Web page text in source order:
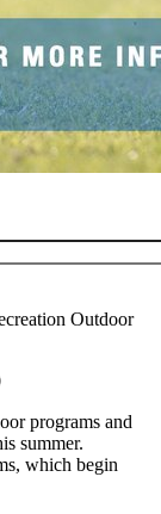
Outdoor
programs and
summer.
which begin